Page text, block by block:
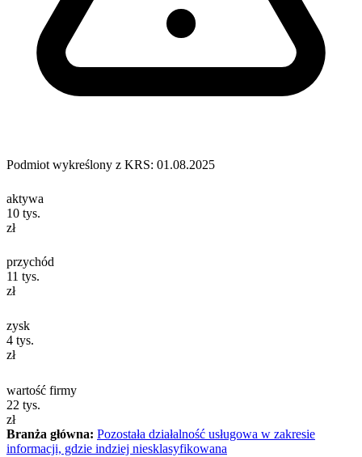
Podmiot wykreślony z KRS: 01.08.2025
aktywa
10 tys.
zł
przychód
11 tys.
zł
zysk
4 tys.
zł
wartość firmy
22 tys.
zł
Branża główna: Pozostała działalność usługowa w zakresie
informacji, gdzie indziej niesklasyfikowana